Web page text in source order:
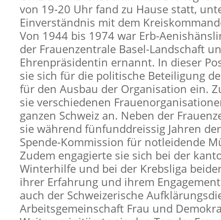
von 19-20 Uhr fand zu Hause statt,
Einverständnis mit dem
Von 1944 bis 1974 war Erb-
der Frauenzentrale Basel-Landschaft
Ehrenpräsidentin ernannt. In dieser
sie sich für die politische Beteiligung
für den Ausbau der Organisation ein.
sie verschiedenen
ganzen Schweiz an. Neben der
sie während fünfunddreissig Jahren
Spende-Kommission für notleidende
Zudem engagierte sie sich bei der
Winterhilfe und bei der Krebsliga
ihrer Erfahrung und ihrem
auch der Schweizerische
Arbeitsgemeinschaft Frau und